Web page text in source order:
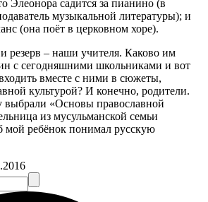
Элеонора садится за пианино (в
музыкальной литературы); и
(она поёт в церковном хоре).
резерв – наши учителя. Каково им
с сегодняшними школьниками и вот
вместе с ними в сюжеты,
культурой? И конечно, родители.
«Основы православной
из мусульманской семьи
мой ребёнок понимал русскую